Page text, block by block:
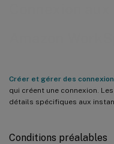
Créer et gérer des
qui créent une connexion.
détails spécifiques aux
Conditions préalables